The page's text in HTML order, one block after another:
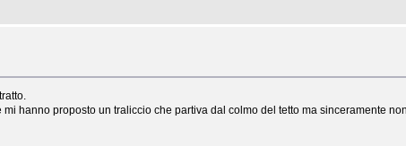
hanno proposto un traliccio che partiva dal colmo del tetto ma sinceramente